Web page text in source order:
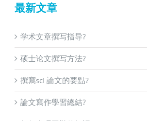
最新文章
学术文章撰写指导?
硕士论文撰写方法?
撰寫sci 論文的要點?
論文寫作學習總結?